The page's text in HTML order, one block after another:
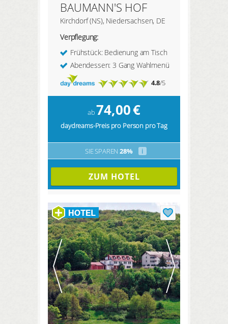
BAUMANN'S HOF
Kirchdorf (NS), Niedersachsen, DE
Verpflegung:
Frühstück: Bedienung am Tisch
Abendessen: 3 Gang Wahlmenü
4.8/5
ab74,00€
daydreams-Preis pro Person pro Tag
SIE SPAREN 28% i
ZUM HOTEL